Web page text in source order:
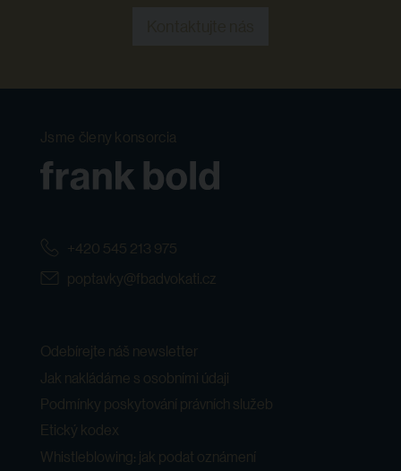
Jsme členy konsorcia
+420 545 213 975
poptavky@fbadvokati.cz
Odebírejte náš newsletter
Jak nakládáme s osobními údaji
Podmínky poskytování právních služeb
Etický kodex
Whistleblowing: jak podat oznámení